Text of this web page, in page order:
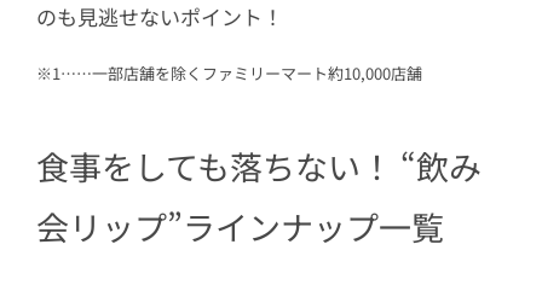
のも見逃せないポイント！
※1……一部店舗を除くファミリーマート約10,000店舗
食事をしても落ちない！ “飲み
会リップ”ラインナップ一覧